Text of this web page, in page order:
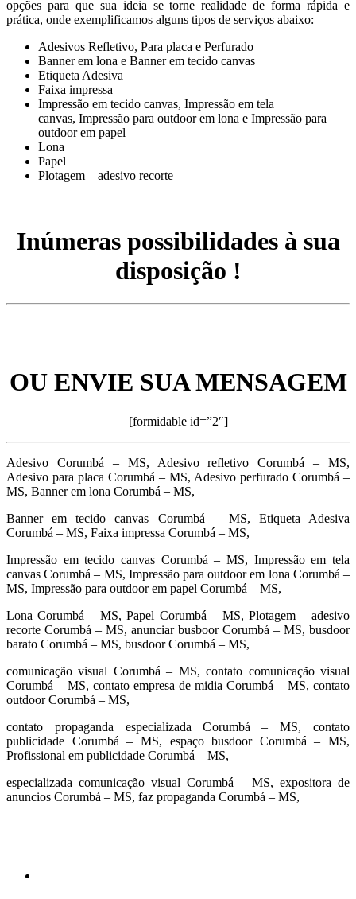
opções para que sua ideia se torne realidade de forma rápida e
prática, onde exemplificamos alguns tipos de serviços abaixo:
Adesivos Refletivo, Para placa e Perfurado
Banner em lona e Banner em tecido canvas
Etiqueta Adesiva
Faixa impressa
Impressão em tecido canvas, Impressão em tela
canvas, Impressão para outdoor em lona e Impressão para
outdoor em papel
Lona
Papel
Plotagem – adesivo recorte
Inúmeras possibilidades à sua
disposição !
OU ENVIE SUA MENSAGEM
[formidable id=”2″]
Adesivo Corumbá – MS, Adesivo refletivo Corumbá – MS,
Adesivo para placa Corumbá – MS, Adesivo perfurado Corumbá –
MS, Banner em lona Corumbá – MS,
Banner em tecido canvas Corumbá – MS, Etiqueta Adesiva
Corumbá – MS, Faixa impressa Corumbá – MS,
Impressão em tecido canvas Corumbá – MS, Impressão em tela
canvas Corumbá – MS, Impressão para outdoor em lona Corumbá –
MS, Impressão para outdoor em papel Corumbá – MS,
Lona Corumbá – MS, Papel Corumbá – MS, Plotagem – adesivo
recorte Corumbá – MS, anunciar busboor Corumbá – MS, busdoor
barato Corumbá – MS, busdoor Corumbá – MS,
comunicação visual Corumbá – MS, contato comunicação visual
Corumbá – MS, contato empresa de midia Corumbá – MS, contato
outdoor Corumbá – MS,
contato propaganda especializada Corumbá – MS, contato
publicidade Corumbá – MS, espaço busdoor Corumbá – MS,
Profissional em publicidade Corumbá – MS,
especializada comunicação visual Corumbá – MS, expositora de
anuncios Corumbá – MS, faz propaganda Corumbá – MS,